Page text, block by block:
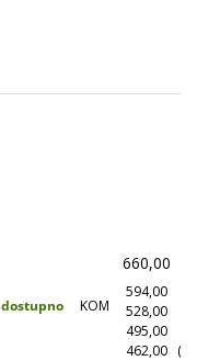
dostupno KOM
660,00
594,00
528,00
495,00
462,00